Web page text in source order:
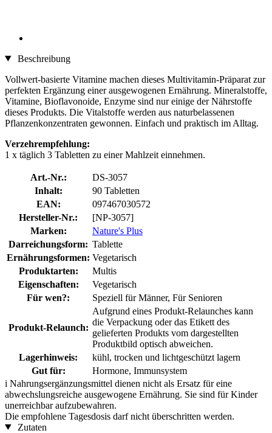
Beschreibung
Vollwert-basierte Vitamine machen dieses Multivitamin-Präparat zur
perfekten Ergänzung einer ausgewogenen Ernährung. Mineralstoffe,
Vitamine, Bioflavonoide, Enzyme sind nur einige der Nährstoffe
dieses Produkts. Die Vitalstoffe werden aus naturbelassenen
Pflanzenkonzentraten gewonnen. Einfach und praktisch im Alltag.
Verzehrempfehlung:
1 x täglich 3 Tabletten zu einer Mahlzeit einnehmen.
Art.-Nr.:
DS-3057
Inhalt:
90 Tabletten
EAN:
097467030572
Hersteller-Nr.:
[NP-3057]
Marken:
Nature's Plus
Darreichungsform: Tablette
Ernährungsformen: Vegetarisch
Produktarten:
Multis
Eigenschaften:
Vegetarisch
Für wen?:
Speziell für Männer, Für Senioren
Produkt-Relaunch:
Aufgrund eines Produkt-Relaunches kann
die Verpackung oder das Etikett des
gelieferten Produkts vom dargestellten
Produktbild optisch abweichen.
Lagerhinweis:
kühl, trocken und lichtgeschützt lagern
Gut für:
Hormone, Immunsystem
i Nahrungsergänzungsmittel dienen nicht als Ersatz für eine
abwechslungsreiche ausgewogene Ernährung. Sie sind für Kinder
unerreichbar aufzubewahren.
Die empfohlene Tagesdosis darf nicht überschritten werden.
Zutaten